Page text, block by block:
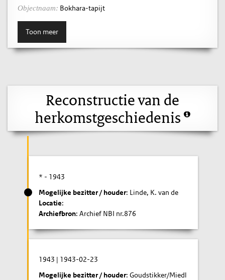
Objectnaam: Bokhara-tapijt
Toon meer
Reconstructie van de
herkomstgeschiedenis
* - 1943
Mogelijke bezitter / houder: Linde, K. van de
Locatie:
Archiefbron: Archief NBI nr.876
1943 | 1943-02-23
Mogelijke bezitter / houder: Goudstikker/Miedl